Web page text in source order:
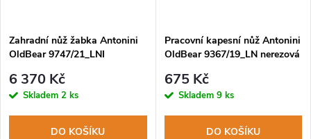
Zahradní nůž žabka Antonini
OldBear 9747/21_LNI
vyřezávaná rukojeť z
amerického ořechu
6 370 Kč
Skladem 2 ks
DO KOŠÍKU
Pracovní kapesní nůž Antonini
OldBear 9367/19_LN nerezová
americký ořech
675 Kč
Skladem 9 ks
DO KOŠÍKU